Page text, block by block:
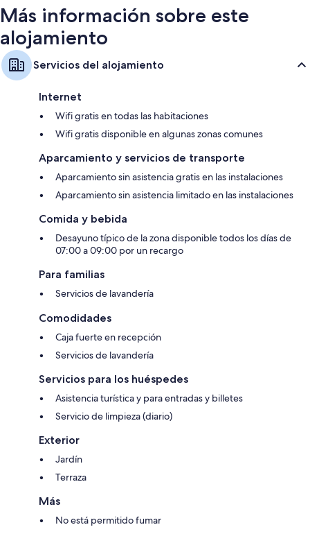
Más información sobre este
alojamiento
Servicios del alojamiento
Internet
Wifi gratis en todas las habitaciones
Wifi gratis disponible en algunas zonas comunes
Aparcamiento y servicios de transporte
Aparcamiento sin asistencia gratis en las instalaciones
Aparcamiento sin asistencia limitado en las instalaciones
Comida y bebida
Desayuno típico de la zona disponible todos los días de
07:00 a 09:00 por un recargo
Para familias
Servicios de lavandería
Comodidades
Caja fuerte en recepción
Servicios de lavandería
Servicios para los huéspedes
Asistencia turística y para entradas y billetes
Servicio de limpieza (diario)
Exterior
Jardín
Terraza
Más
No está permitido fumar